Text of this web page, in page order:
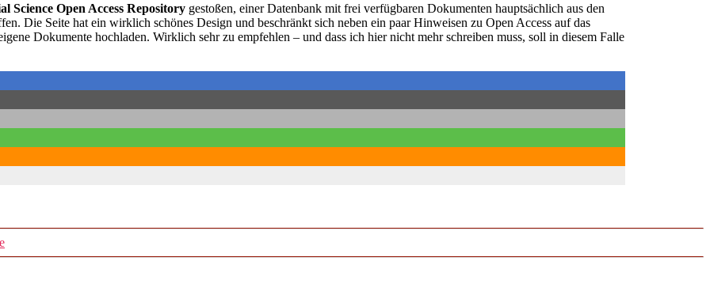
Science Open Access Repository gestoßen, einer Datenbank mit frei verfügbaren Dokumenten hauptsächlich aus den
Die Seite hat ein wirklich schönes Design und beschränkt sich neben ein paar Hinweisen zu Open Access auf das
Dokumente hochladen. Wirklich sehr zu empfehlen – und dass ich hier nicht mehr schreiben muss, soll in diesem Falle